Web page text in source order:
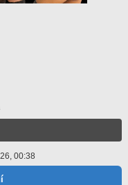
00:38